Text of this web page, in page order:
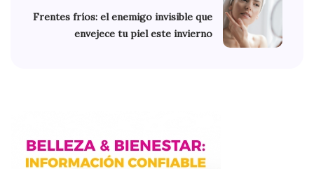
Frentes fríos: el enemigo invisible que
envejece tu piel este invierno